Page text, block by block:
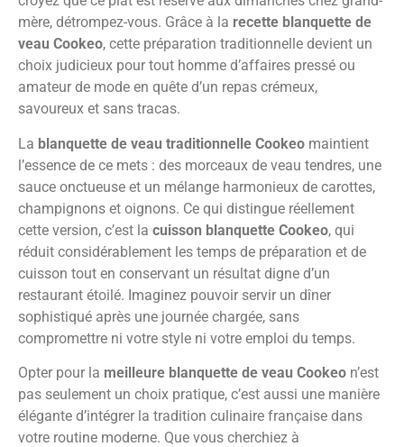
mère, détrompez-vous. Grâce à la recette blanquette de
veau Cookeo, cette préparation traditionnelle devient un
choix judicieux pour tout homme d’affaires pressé ou
amateur de mode en quête d’un repas crémeux,
savoureux et sans tracas.
La blanquette de veau traditionnelle Cookeo maintient
l’essence de ce mets : des morceaux de veau tendres, une
sauce onctueuse et un mélange harmonieux de carottes,
champignons et oignons. Ce qui distingue réellement
cette version, c’est la cuisson blanquette Cookeo, qui
réduit considérablement les temps de préparation et de
cuisson tout en conservant un résultat digne d’un
restaurant étoilé. Imaginez pouvoir servir un dîner
sophistiqué après une journée chargée, sans
compromettre ni votre style ni votre emploi du temps.
Opter pour la meilleure blanquette de veau Cookeo n’est
pas seulement un choix pratique, c’est aussi une manière
élégante d’intégrer la tradition culinaire française dans
votre routine moderne. Que vous cherchiez à